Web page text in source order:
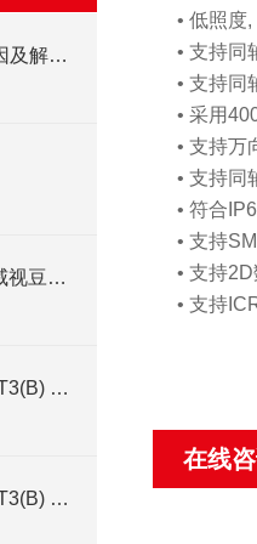
红外摄像机形成雪花的原因及解决办法
DS-2CD2D25DWD 海康威视豆干型小孔摄像机
海康威视DS-2CE16C5T-IT3(B) 130万红外防水同轴摄像机
海康威视DS-2CE56C5T-IT3(B) 130万像素红外半球摄像机
• 低照度
• 支持同
• 支持同
• 采用
• 支持万
• 支持同
• 符合
• 支持
• 支持
• 支持
在线